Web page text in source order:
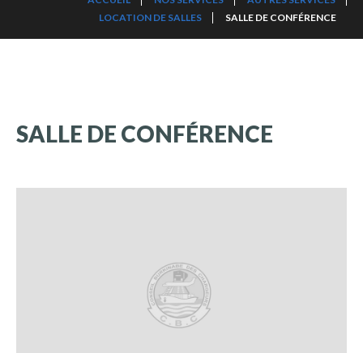
PORTS ET PLATEFORMES
LOCATION DE SALLES
SALLE DE CONFÉRENCE
SALLE DE CONFÉRENCE